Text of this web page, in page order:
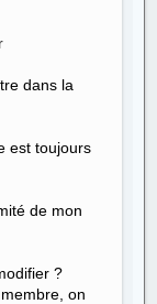
dans la
est toujours
de mon
?
on